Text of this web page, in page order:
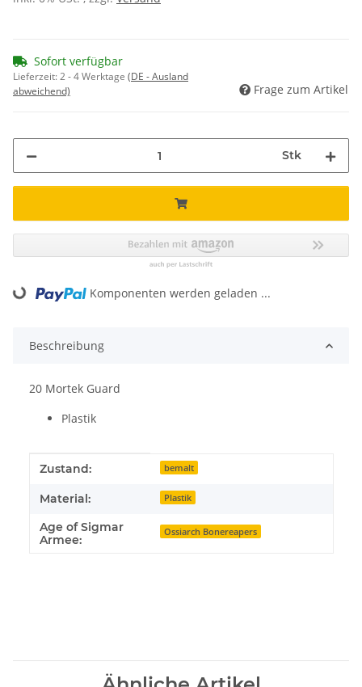
Sofort verfügbar
Lieferzeit:2 - 4 Werktage (DE - Ausland
abweichend)
Frage zum Artikel
Stk
Loading... Komponenten werden geladen ...
Beschreibung
20 Mortek Guard
Plastik
Produkteigenschaft
Wert
Zustand: bemalt
Material: Plastik
Age of Sigmar
Armee:
Ossiarch Bonereapers